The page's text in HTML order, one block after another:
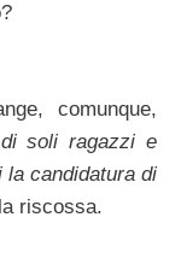
comunque,
soli ragazzi e
la candidatura di
riscossa.